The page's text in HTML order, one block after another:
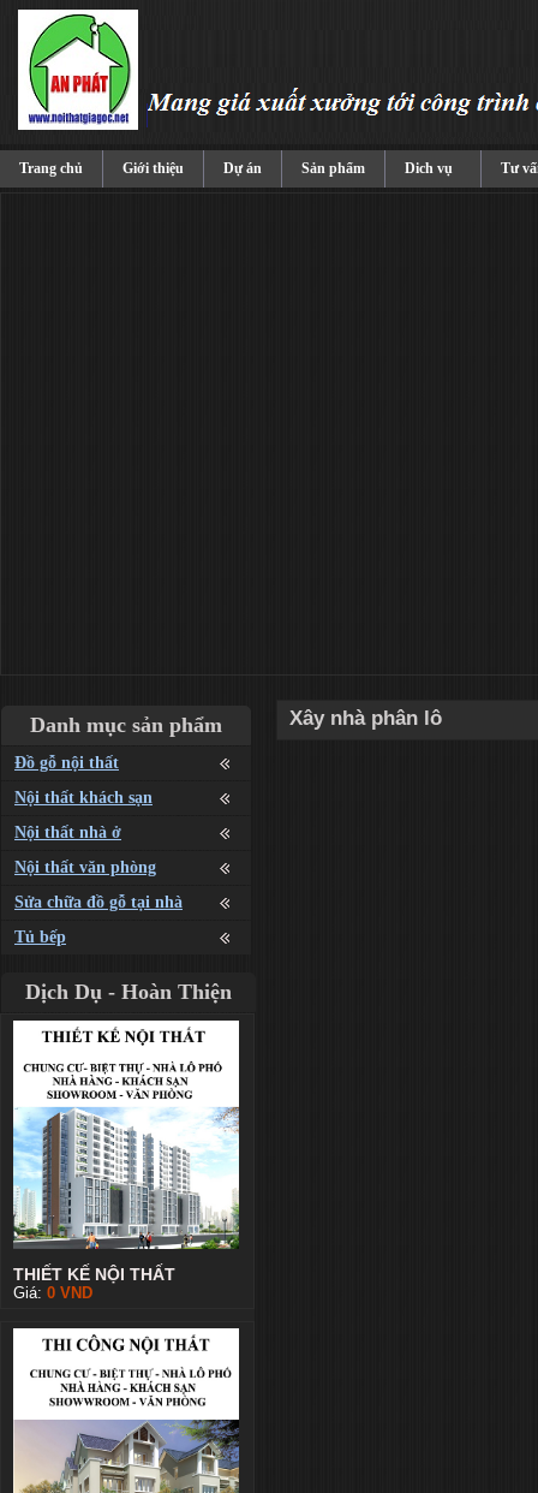
Trang chủ Giới thiệu Dự án Sản phẩm Dich vụ Tư
Danh mục sản phẩm
Đồ gỗ nội thất
Nội thất khách sạn
Nội thất nhà ở
Nội thất văn phòng
Sửa chữa đồ gỗ tại nhà
Tủ bếp
Dịch Dụ - Hoàn Thiện
THIẾT KẾ NỘI THẤT
Giá: 0 VND
Xây nhà phân lô